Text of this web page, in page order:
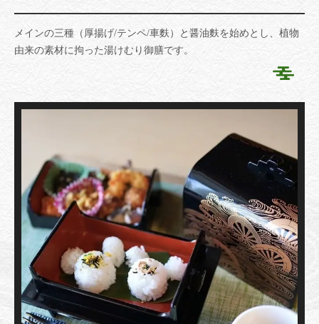
メインの三種（厚揚げ/テンペ/車麩）と醤油麩を始めとし、植物
由来の素材に拘った湯けむり御膳です。